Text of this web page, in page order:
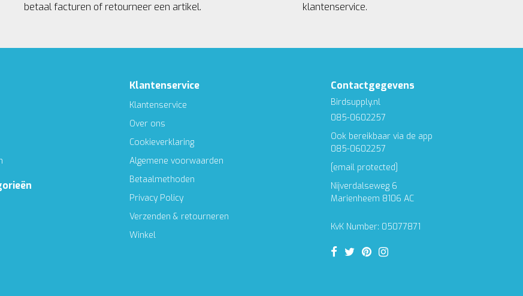
betaal facturen of retourneer een artikel.
klantenservice.
Klantenservice
Klantenservice
Over ons
Cookieverklaring
Algemene voorwaarden
Betaalmethoden
Privacy Policy
Verzenden & retourneren
Winkel
Contactgegevens
Birdsupply.nl
085-0602257
Ook bereikbaar via de app
085-0602257
[email protected]
Nijverdalseweg 6
Marienheem 8106 AC
KvK Number: 05077871